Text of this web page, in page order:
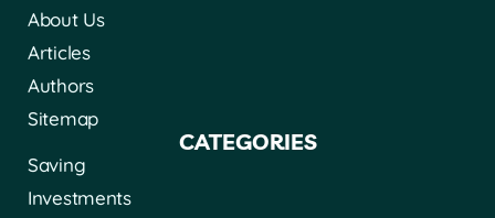
About Us
Articles
Authors
Sitemap
CATEGORIES
Saving
Investments